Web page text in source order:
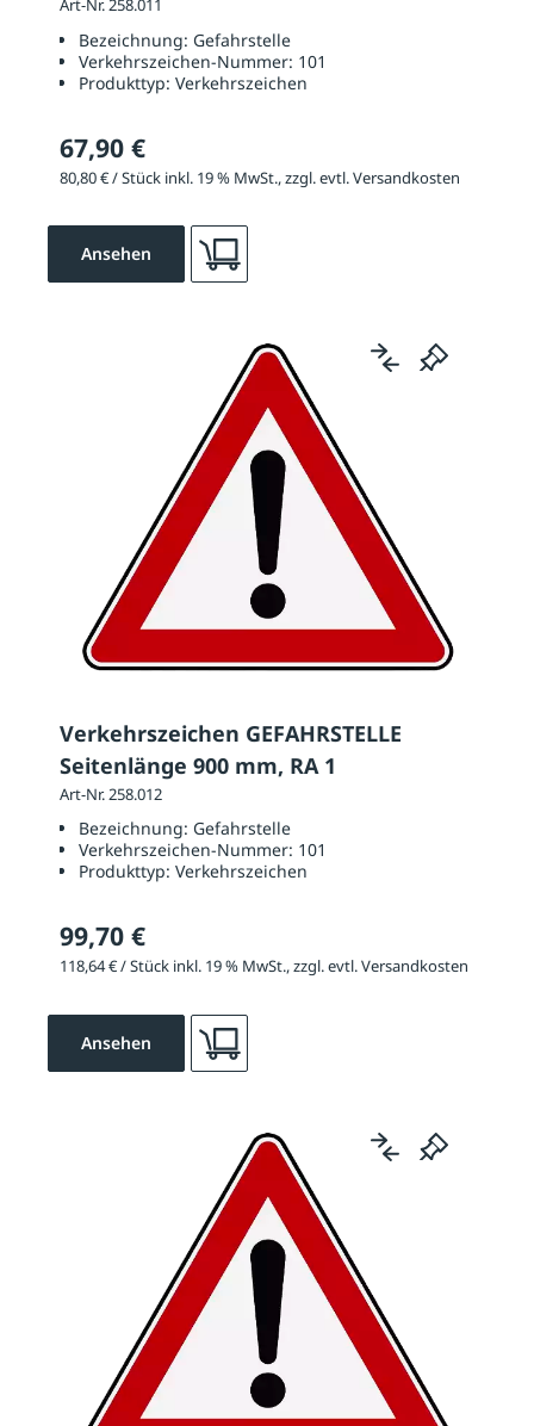
Art-Nr. 258.011
Bezeichnung: Gefahrstelle
Verkehrszeichen-Nummer: 101
Produkttyp: Verkehrszeichen
67,90 €
80,80 € / Stück inkl. 19 % MwSt., zzgl. evtl. Versandkosten
Ansehen
Verkehrszeichen GEFAHRSTELLE
Seitenlänge 900 mm, RA 1
Art-Nr. 258.012
Bezeichnung: Gefahrstelle
Verkehrszeichen-Nummer: 101
Produkttyp: Verkehrszeichen
99,70 €
118,64 € / Stück inkl. 19 % MwSt., zzgl. evtl. Versandkosten
Ansehen